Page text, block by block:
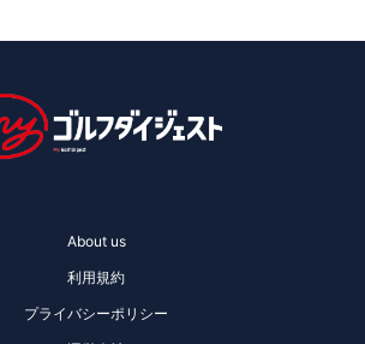
About us
利用規約
プライバシーポリシー